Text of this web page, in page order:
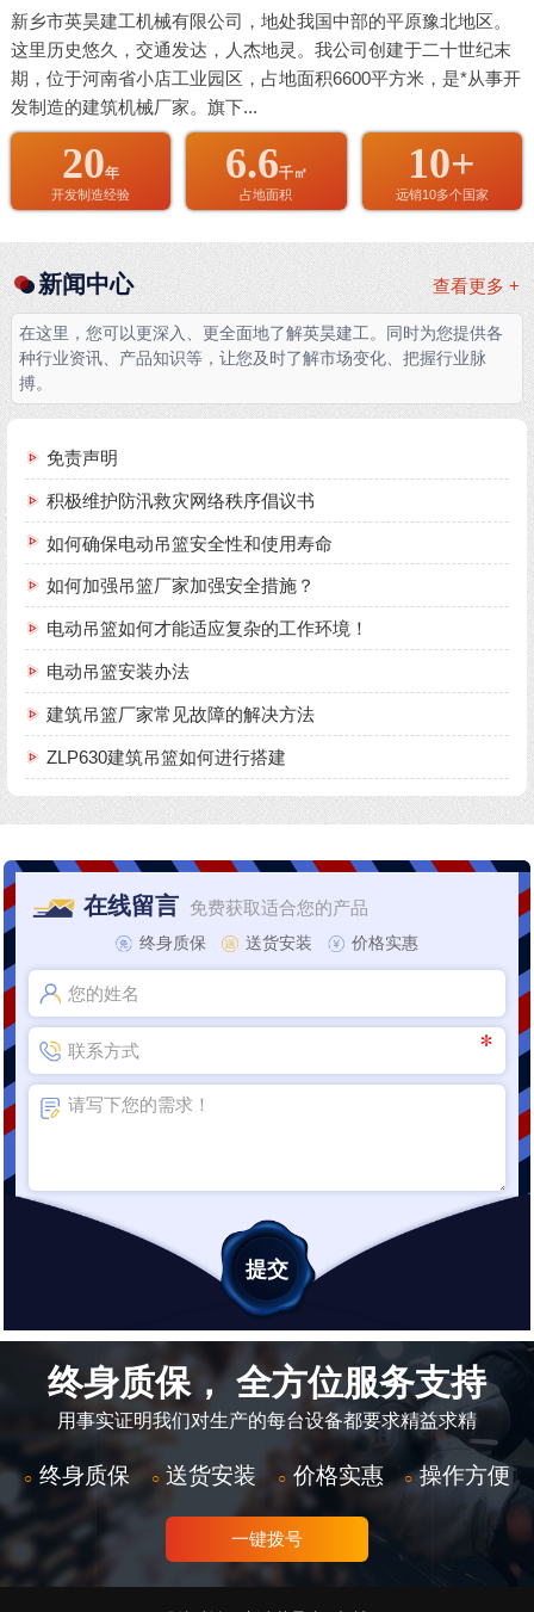
新乡市英昊建工机械有限公司，地处我国中部的平原豫北地区。
这里历史悠久，交通发达，人杰地灵。我公司创建于二十世纪末
期，位于河南省小店工业园区，占地面积6600平方米，是*从事开
发制造的建筑机械厂家。旗下...
20年
开发制造经验
6.6千㎡
占地面积
10+
远销10多个国家
查看更多 +
新闻中心
在这里，您可以更深入、更全面地了解英昊建工。同时为您提供各
种行业资讯、产品知识等，让您及时了解市场变化、把握行业脉
搏。
免责声明
积极维护防汛救灾网络秩序倡议书
如何确保电动吊篮安全性和使用寿命
如何加强吊篮厂家加强安全措施？
电动吊篮如何才能适应复杂的工作环境！
电动吊篮安装办法
建筑吊篮厂家常见故障的解决方法
ZLP630建筑吊篮如何进行搭建
在线留言 免费获取适合您的产品
终身质保 送货安装 价格实惠
终身质保， 全方位服务支持
用事实证明我们对生产的每台设备都要求精益求精
○ 终身质保 ○ 送货安装 ○ 价格实惠 ○ 操作方便
一键拨号